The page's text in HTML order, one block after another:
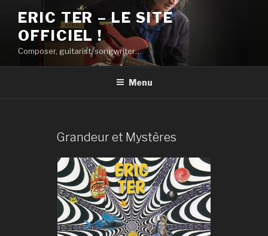
contenu
principal
ERIC TER – LE SITE
OFFICIEL !
Composer, guitarist, songwriter…
Menu
Grandeur et Mystères